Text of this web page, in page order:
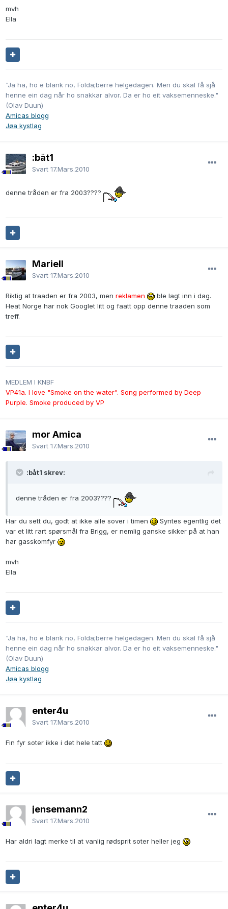
mvh
Ella
"Ja ha, ho e blank no, Folda;berre helgedagen. Men du skal få sjå
henne ein dag når ho snakkar alvor. Da er ho eit vaksemenneske."
(Olav Duun)
Amicas blogg
Jøa kystlag
:båt1
Svart 17.Mars.2010
denne tråden er fra 2003????
Mariell
Svart 17.Mars.2010
Riktig at traaden er fra 2003, men reklamen
ble lagt inn i dag.
Heat Norge har nok Googlet litt og faatt opp denne traaden som
treff.
MEDLEM I KNBF
VP41a. I love "Smoke on the water". Song performed by Deep
Purple. Smoke produced by VP
mor Amica
Svart 17.Mars.2010
:båt1 skrev:
denne tråden er fra 2003????
Har du sett du, godt at ikke alle sover i timen
Syntes egentlig det
var et litt rart spørsmål fra Brigg, er nemlig ganske sikker på at han
har gasskomfyr
mvh
Ella
"Ja ha, ho e blank no, Folda;berre helgedagen. Men du skal få sjå
henne ein dag når ho snakkar alvor. Da er ho eit vaksemenneske."
(Olav Duun)
Amicas blogg
Jøa kystlag
enter4u
Svart 17.Mars.2010
Fin fyr soter ikke i det hele tatt
jensemann2
Svart 17.Mars.2010
Har aldri lagt merke til at vanlig rødsprit soter heller jeg